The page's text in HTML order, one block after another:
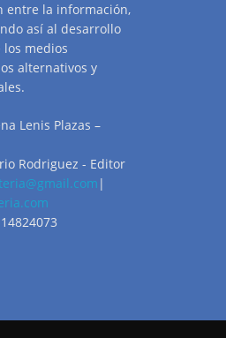
entre la información,
así al desarrollo
medios
alternativos y
Lenis Plazas –
Rodriguez - Editor
|